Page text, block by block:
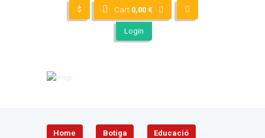
$ Cart 0,00 €
Login
Home Botiga Educació